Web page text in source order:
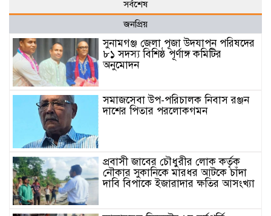
সর্বশেষ
জনপ্রিয়
সুনামগঞ্জ জেলা পূজা উদযাপন পরিষদের
৮১ সদস্য বিশিষ্ঠ পূর্ণাঙ্গ কমিটির
অনুমোদন
সমাজসেবা উপ-পরিচালক নিবাস রঞ্জন
দাশের পিতার পরলোকগমন
প্রবাসী জাবের চৌধুরীর লোক কর্তৃক
নৌকার সুকানিকে মারধর আটকে চাঁদা
দাবি বিপাকে ইজারাদার ক্ষতির আসংখ্যা